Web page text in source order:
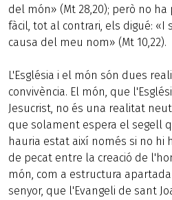
del món» (Mt 28,20); però no
fàcil, tot al contrari, els digué: «I
causa del meu nom» (Mt 10,22).
L'Església i el món són dues
convivència. El món, que
Jesucrist, no és una realitat
que solament espera el segell
hauria estat així només si no hi
de pecat entre la creació de
món, com a estructura
senyor, que l'Evangeli de sant